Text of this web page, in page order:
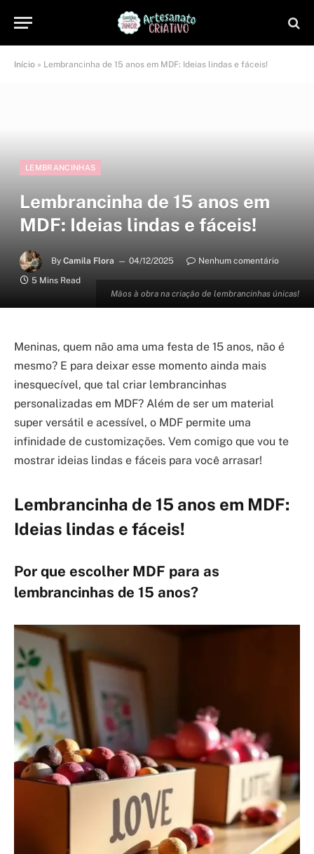
Início » Lembrancinha de 15 anos em MDF: Ideias lindas e fáceis!
Mãos à obra na criação de lembrancinhas únicas!
LEMBRANCINHAS
Lembrancinha de 15 anos em
MDF: Ideias lindas e fáceis!
By Camila Flora 04/12/2025
Nenhum comentário
5 Mins Read
Meninas, quem não ama uma festa de 15 anos, não é
mesmo? E para deixar esse momento ainda mais
inesquecível, que tal criar lembrancinhas
personalizadas em MDF? Além de ser um material
super versátil e acessível, o MDF permite uma
infinidade de customizações. Vem comigo que vou te
mostrar ideias lindas e fáceis para você arrasar!
Lembrancinha de 15 anos em MDF:
Ideias lindas e fáceis!
Por que escolher MDF para as
lembrancinhas de 15 anos?